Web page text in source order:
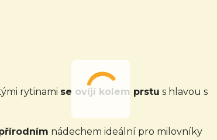
rytinami se ovíjí kolem prstu s hlavou s
nádechem ideální pro milovníky